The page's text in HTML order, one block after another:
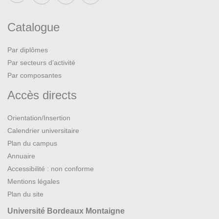
Catalogue
Par diplômes
Par secteurs d’activité
Par composantes
Accès directs
Orientation/Insertion
Calendrier universitaire
Plan du campus
Annuaire
Accessibilité : non conforme
Mentions légales
Plan du site
Université Bordeaux Montaigne